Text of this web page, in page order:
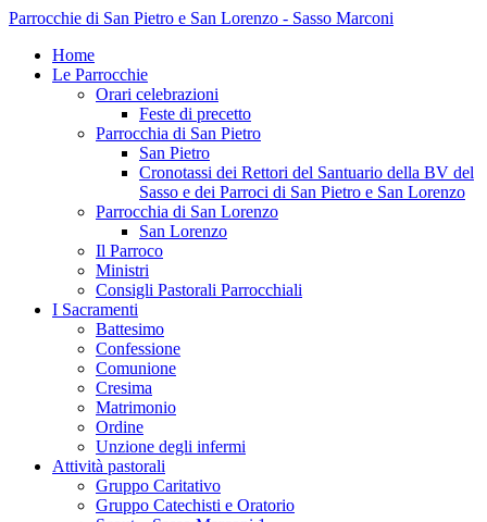
Parrocchie di San Pietro e San Lorenzo - Sasso Marconi
Home
Le Parrocchie
Orari celebrazioni
Feste di precetto
Parrocchia di San Pietro
San Pietro
Cronotassi dei Rettori del Santuario della BV del
Sasso e dei Parroci di San Pietro e San Lorenzo
Parrocchia di San Lorenzo
San Lorenzo
Il Parroco
Ministri
Consigli Pastorali Parrocchiali
I Sacramenti
Battesimo
Confessione
Comunione
Cresima
Matrimonio
Ordine
Unzione degli infermi
Attività pastorali
Gruppo Caritativo
Gruppo Catechisti e Oratorio